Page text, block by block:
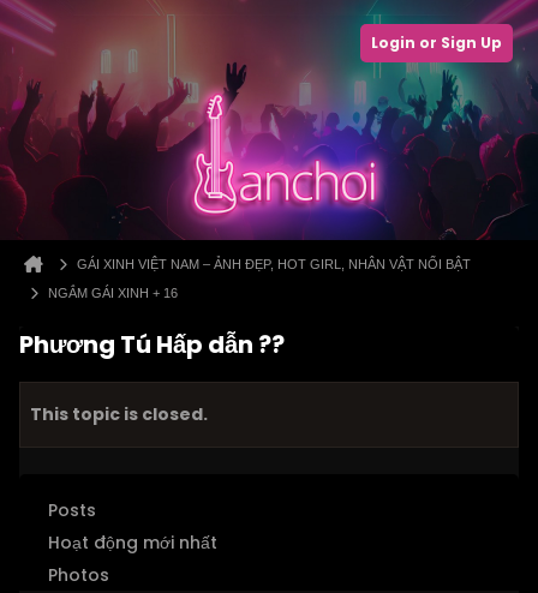
Login or Sign Up
GÁI XINH VIỆT NAM – ẢNH ĐẸP, HOT GIRL, NHÂN VẬT NỔI BẬT
NGẮM GÁI XINH + 16
Phương Tú Hấp dẫn ??
This topic is closed.
Posts
Hoạt động mới nhất
Photos